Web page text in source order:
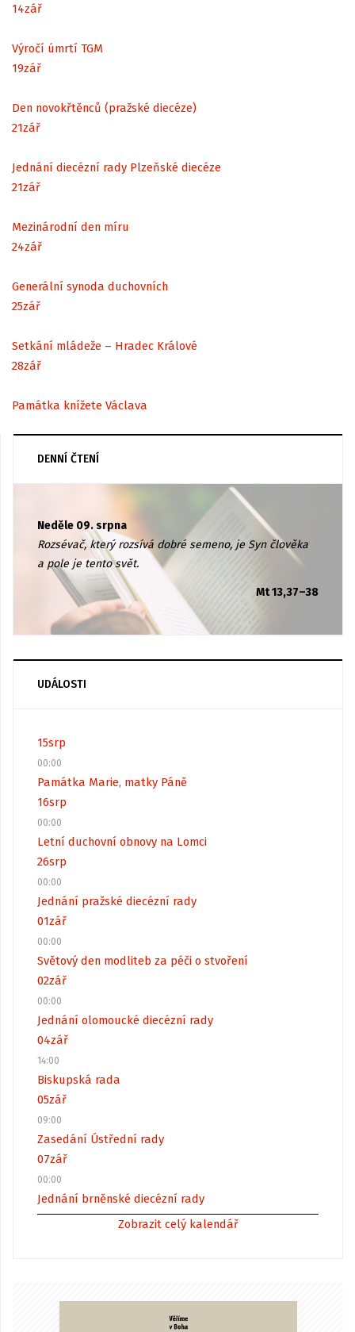
14zář
Výročí úmrtí TGM
19zář
Den novokřtěnců (pražské diecéze)
21zář
Jednání diecézní rady Plzeňské diecéze
21zář
Mezinárodní den míru
24zář
Generální synoda duchovních
25zář
Setkání mládeže – Hradec Králové
28zář
Památka knížete Václava
DENNÍ ČTENÍ
Neděle 09. srpna
Rozsévač, který rozsívá dobré semeno, je Syn člověka
a pole je tento svět.
Mt 13,37–38
UDÁLOSTI
15srp
00:00
Památka Marie, matky Páně
16srp
00:00
Letní duchovní obnovy na Lomci
26srp
00:00
Jednání pražské diecézní rady
01zář
00:00
Světový den modliteb za péči o stvoření
02zář
00:00
Jednání olomoucké diecézní rady
04zář
14:00
Biskupská rada
05zář
09:00
Zasedání Ústřední rady
07zář
00:00
Jednání brněnské diecézní rady
Zobrazit celý kalendář